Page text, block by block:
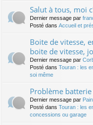
Salut à tous, moi
Dernier message par
Posté dans Accueil et
Boite de vitesse,
boite de vitesse,
Dernier message par
Posté dans Touran : les
soi même
Problème
Dernier message par
Posté dans Touran : les
concessions ou garage